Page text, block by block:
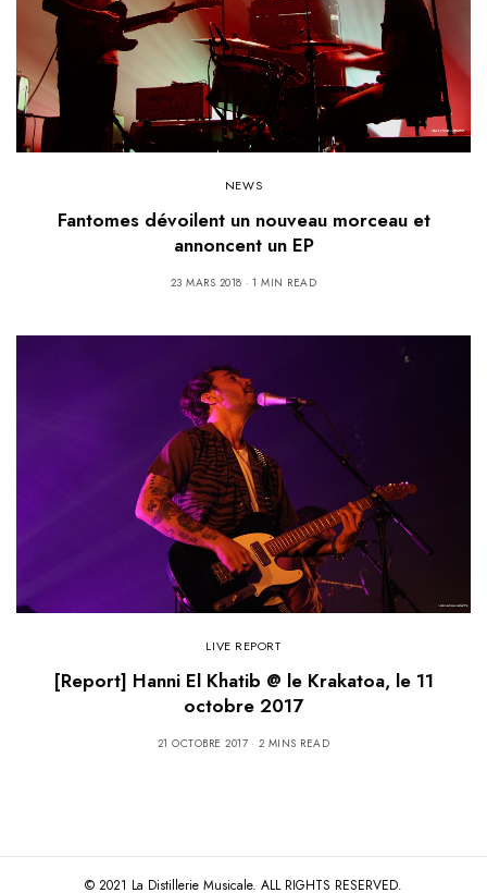
NEWS
Fantomes dévoilent un nouveau morceau et
annoncent un EP
23 MARS 2018 1 MIN READ
LIVE REPORT
[Report] Hanni El Khatib @ le Krakatoa, le 11
octobre 2017
21 OCTOBRE 2017 2 MINS READ
© 2021 La Distillerie Musicale. ALL RIGHTS RESERVED.